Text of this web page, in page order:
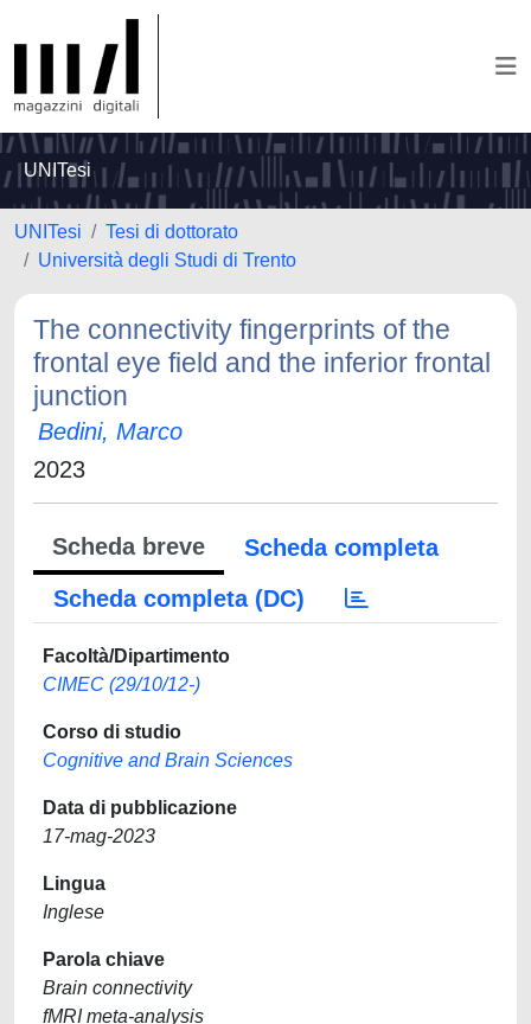
UNITesi
UNITesi
Tesi di dottorato
Università degli Studi di Trento
The connectivity fingerprints of the
frontal eye field and the inferior frontal
junction
Bedini, Marco
2023
Scheda breve
Scheda completa
Scheda completa (DC)
Facoltà/Dipartimento
CIMEC (29/10/12-)
Corso di studio
Cognitive and Brain Sciences
Data di pubblicazione
17-mag-2023
Lingua
Inglese
Parola chiave
Brain connectivity
fMRI meta-analysis